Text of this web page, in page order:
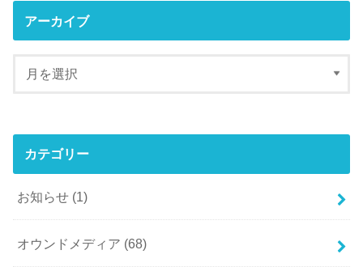
アーカイブ
カテゴリー
お知らせ (1)
オウンドメディア (68)